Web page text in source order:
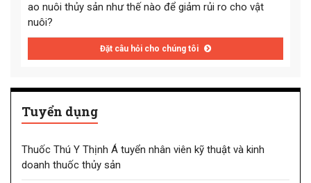
ao nuôi thủy sản như thế nào để giảm rủi ro cho vật
nuôi?
Đặt câu hỏi cho chúng tôi
Tuyển dụng
Thuốc Thú Y Thịnh Á tuyển nhân viên kỹ thuật và kinh
doanh thuốc thủy sản